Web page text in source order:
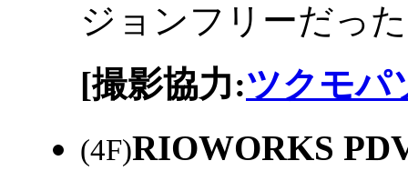
ジョンフリーだっ
[撮影協力:ツクモパ
(4F)RIOWORKS